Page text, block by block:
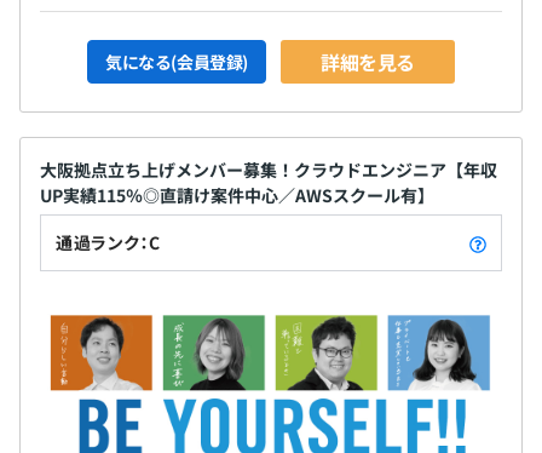
気になる(会員登録) 詳細を見る
大阪拠点立ち上げメンバー募集！クラウドエンジニア【年収
UP実績115％◎直請け案件中心／AWSスクール有】
通過ランク：C